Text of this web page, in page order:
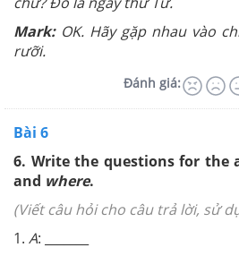
Mark:OK. Hãy gặp nhau vào
rưỡi.
Đánh giá:
Bài 6
6. Write the questions for the
and where.
(Viết câu hỏi cho câu trả lời, sử
1. A: _______